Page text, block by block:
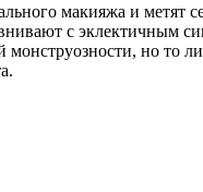
макияжа и метят
с эклектичным
но то